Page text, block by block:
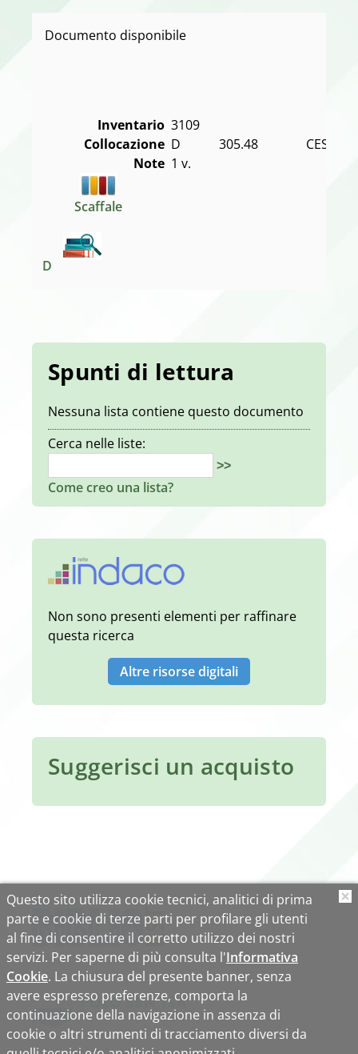
Documento disponibile
Inventario 3109
Collocazione D            305.48               CES
Note 1 v.
Scaffale
D
Spunti di lettura
Nessuna lista contiene questo documento
Cerca nelle liste:
>>
Come creo una lista?
Non sono presenti elementi per raffinare
questa ricerca
Altre risorse digitali
Suggerisci un acquisto
Questo sito utilizza cookie tecnici, analitici di prima
parte e cookie di terze parti per profilare gli utenti
al fine di consentire il corretto utilizzo dei nostri
servizi. Per saperne di più consulta l'Informativa
Cookie. La chiusura del presente banner, senza
avere espresso preferenze, comporta la
continuazione della navigazione in assenza di
cookie o altri strumenti di tracciamento diversi da